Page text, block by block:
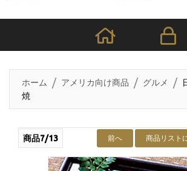
ホーム アメリカ向け商品 グルメ
焼
商品7/13 前へ 商品リスト